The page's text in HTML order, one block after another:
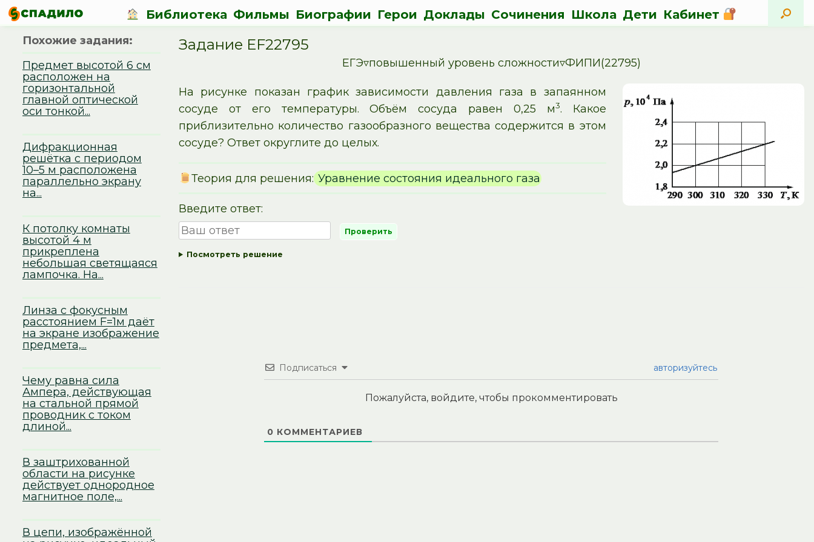
Библиотека Фильмы Биографии Герои Доклады Сочинения Школа Дети Кабинет
Задание EF22795
ЕГЭ▿повышенный уровень сложности▿ФИПИ(22795)
На рисунке показан график зависимости давления газа в запаянном
сосуде от его температуры. Объём сосуда равен 0,25 м3. Какое
приблизительно количество газообразного вещества содержится в этом
сосуде? Ответ округлите до целых.
Теория для решения:Уравнение состояния идеального газа
Введите ответ:
Посмотреть решение
Подписаться авторизуйтесь
Пожалуйста, войдите, чтобы прокомментировать
0 КОММЕНТАРИЕВ
Похожие задания:
Предмет высотой 6 см
расположен на
горизонтальной
главной оптической
оси тонкой...
Дифракционная
решётка с периодом
10–5 м расположена
параллельно экрану
на...
К потолку комнаты
высотой 4 м
прикреплена
небольшая светящаяся
лампочка. На...
Линза с фокусным
расстоянием F=1м даёт
на экране изображение
предмета,...
Чему равна сила
Ампера, действующая
на стальной прямой
проводник с током
длиной...
В заштрихованной
области на рисунке
действует однородное
магнитное поле,...
В цепи, изображённой